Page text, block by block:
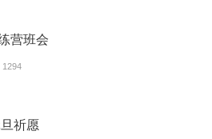
营班会
1294
祈愿